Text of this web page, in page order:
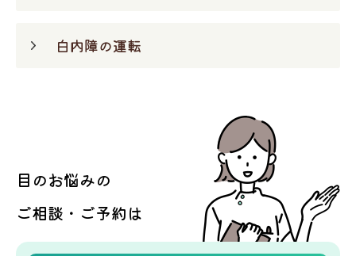
白内障の運転
目のお悩みの
ご相談・ご予約は